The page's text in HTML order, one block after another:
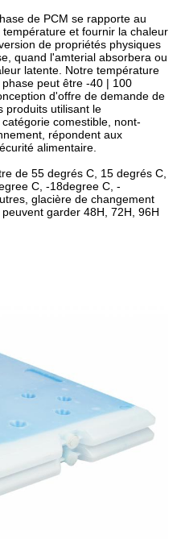
de PCM se rapporte au
et fournir la chaleur
de propriétés physiques
quand l'amterial absorbera ou
latente. Notre température
peut être -40 | 100
d'offre de demande de
produits utilisant le
comestible, nont-
répondent aux
alimentaire.
de 55 degrés C, 15 degrés C,
C, -18degree C, -
glacière de changement
garder 48H, 72H, 96H